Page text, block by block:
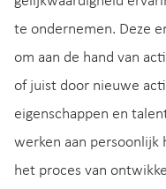
te ondernemen. Deze
om aan de hand van
of juist door nieuwe
eigenschappen en
werken aan persoonlijk
het proces van